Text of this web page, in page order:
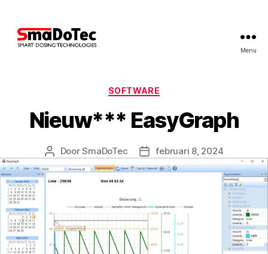
Menu
Categorieën
SOFTWARE
Nieuw*** EasyGraph
Berichtauteur
DoorSmaDoTec Berichtdatum
februari 8, 2024